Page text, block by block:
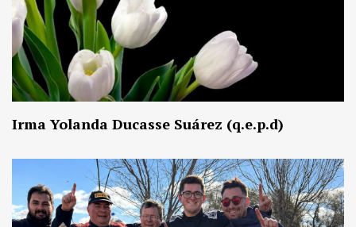
Irma Yolanda Ducasse Suárez (q.e.p.d)